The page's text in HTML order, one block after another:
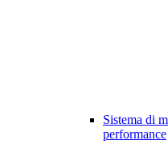
Sistema di
performance